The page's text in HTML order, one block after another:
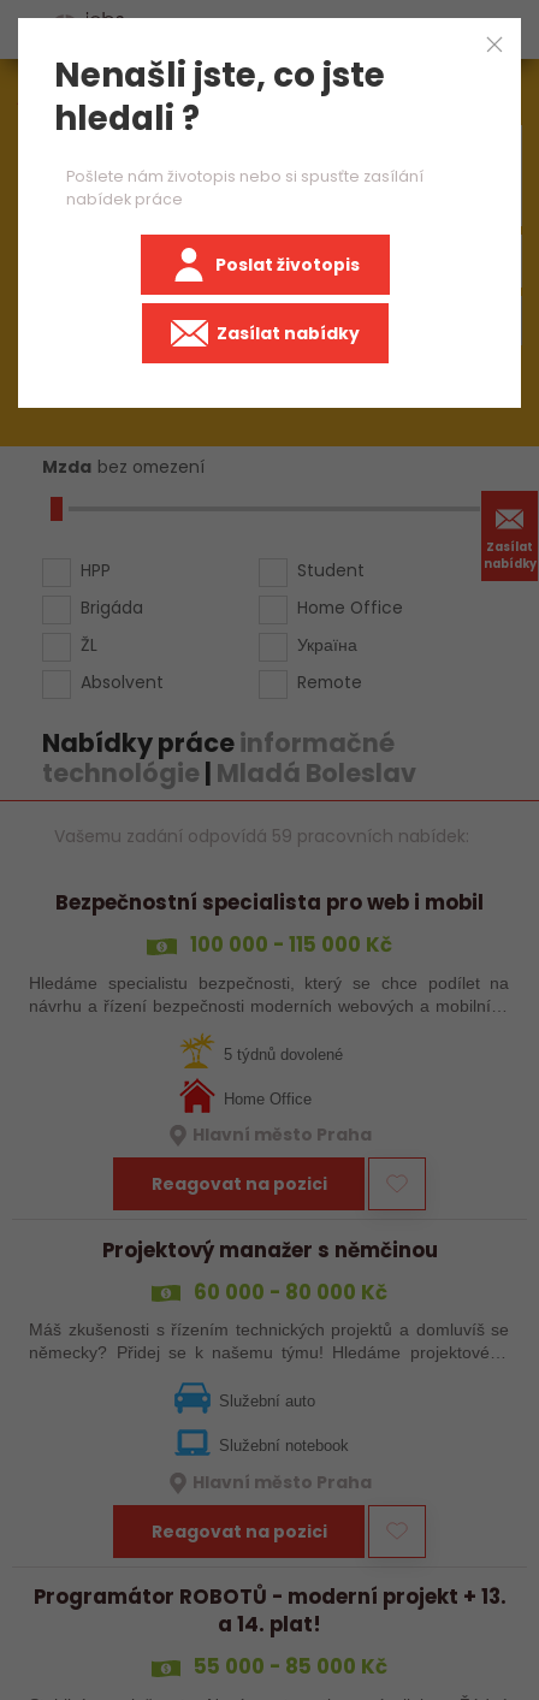
Zasílat
nabídky
Aktuálně1545nabídek práce
Mzda bez omezení
HPP
Brigáda
ŽL
Absolvent
Student
Home Office
Україна
Remote
Nabídky práceinformačné
technológie | Mladá Boleslav
Vašemu zadání odpovídá 59 pracovních nabídek:
Bezpečnostní specialista pro web i mobil
100 000 - 115 000 Kč
Hledáme specialistu bezpečnosti, který se chce podílet na
návrhu a řízení bezpečnosti moderních webových a mobilních
5 týdnů dovolené
Home Office
Hlavní město Praha
Reagovat na pozici
Projektový manažer s němčinou
60 000 - 80 000 Kč
Máš zkušenosti s řízením technických projektů a domluvíš se
německy? Přidej se k našemu týmu! Hledáme projektového
veřejnou infrastrukturu… Služební auto
Služební notebook
Hlavní město Praha
Reagovat na pozici
Programátor ROBOTŮ - moderní projekt + 13.
a 14. plat!
55 000 - 85 000 Kč
Nenašli jste, co jste
hledali ?
Pošlete nám životopis nebo si spusťte zasílání
nabídek práce
Poslat životopis
Zasílat nabídky